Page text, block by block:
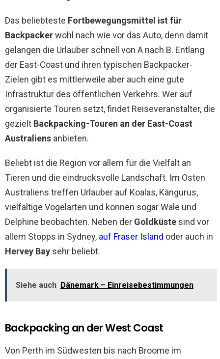
Das beliebteste Fortbewegungsmittel ist für
Backpackerwohl nach wie vor das Auto, denn damit
gelangen die Urlauber schnell von A nach B. Entlang
der East-Coast und ihren typischen Backpacker-
Zielen gibt es mittlerweile aber auch eine gute
Infrastruktur des öffentlichen Verkehrs. Wer auf
organisierte Touren setzt, findet Reiseveranstalter, die
gezielt Backpacking-Touren an der East-Coast
Australiens anbieten.
Beliebt ist die Region vor allem für die Vielfalt an
Tieren und die eindrucksvolle Landschaft. Im Osten
Australiens treffen Urlauber auf Koalas, Kängurus,
vielfältige Vogelarten und können sogar Wale und
Delphine beobachten. Neben der Goldküste sind vor
allem Stopps in Sydney, auf Fraser Island oder auch in
Hervey Bay sehr beliebt.
Siehe auch Dänemark – Einreisebestimmungen
Backpacking an der West Coast
Von Perth im Südwesten bis nach Broome im